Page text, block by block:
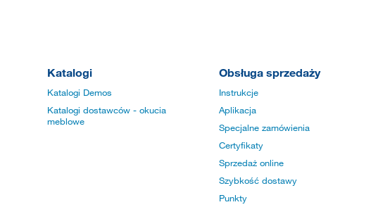
Katalogi
Katalogi Demos
Katalogi dostawców - okucia
meblowe
Obsługa sprzedaży
Instrukcje
Aplikacja
Specjalne zamówienia
Certyfikaty
Sprzedaż online
Szybkość dostawy
Punkty